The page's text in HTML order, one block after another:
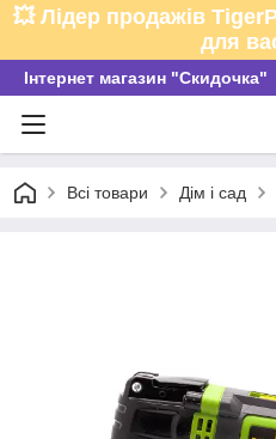
💥 Лідер продажів
для
Інтернет магазин "Скидочка"
Всі товари Дім і сад